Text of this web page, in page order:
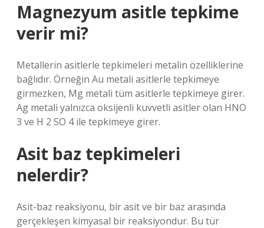
Magnezyum asitle tepkime
verir mi?
Metallerin asitlerle tepkimeleri metalin özelliklerine
bağlıdır. Örneğin Au metali asitlerle tepkimeye
girmezken, Mg metali tüm asitlerle tepkimeye girer.
Ag metali yalnızca oksijenli kuvvetli asitler olan HNO
3 ve H 2 SO 4 ile tepkimeye girer.
Asit baz tepkimeleri
nelerdir?
Asit-baz reaksiyonu, bir asit ve bir baz arasında
gerçekleşen kimyasal bir reaksiyondur. Bu tür